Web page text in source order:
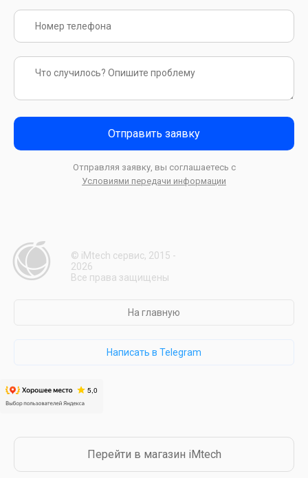
Отправить заявку
Отправляя заявку, вы соглашаетесь с
Условиями передачи информации
© iMtech сервис, 2015 -
2026
Все права защищены
На главную
Написать в Telegram
Перейти в магазин iMtech